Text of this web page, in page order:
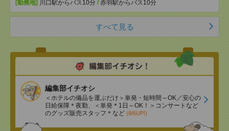
[勤務地] 川口駅からバス10分 / 赤羽駅からバス10分
すべて見る
編集部イチオシ
＜ホテルの備品を運ぶだけ＞単発・短時間～OK／安心の
日給保障＊夜勤、＜単発＊1日～OK！＞コンサートなど
のグッズ販売スタッフ＊など (8/6UP!)